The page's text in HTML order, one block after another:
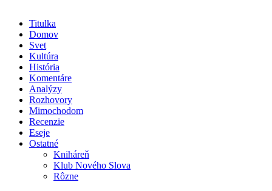
Titulka
Domov
Svet
Kultúra
História
Komentáre
Analýzy
Rozhovory
Mimochodom
Recenzie
Eseje
Ostatné
Kniháreň
Klub Nového Slova
Rôzne